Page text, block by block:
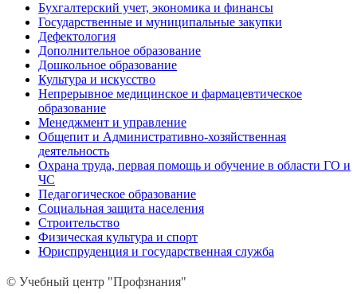
Бухгалтерский учет, экономика и финансы
Государственные и муниципальные закупки
Дефектология
Дополнительное образование
Дошкольное образование
Культура и искусство
Непрерывное медицинское и фармацевтическое
образование
Менеджмент и управление
Общепит и Административно-хозяйственная
деятельность
Охрана труда, первая помощь и обучение в области ГО и
ЧС
Педагогическое образование
Социальная защита населения
Строительство
Физическая культура и спорт
Юриспруденция и государственная служба
© Учебный центр "Профзнания"